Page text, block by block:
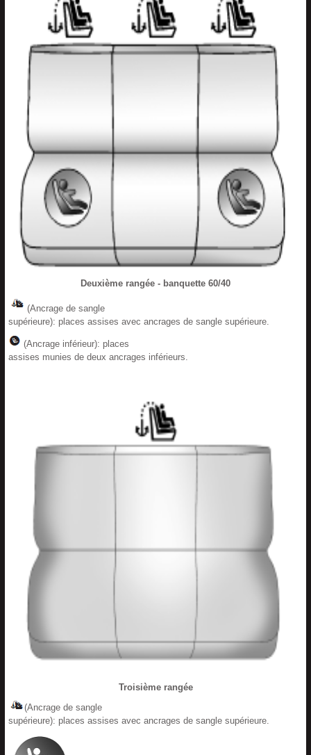
Deuxième rangée - banquette 60/40
(Ancrage de sangle
supérieure): places assises avec ancrages de sangle supérieure.
(Ancrage inférieur): places
assises munies de deux ancrages inférieurs.
Troisième rangée
(Ancrage de sangle
supérieure): places assises avec ancrages de sangle supérieure.